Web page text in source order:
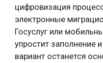
цифровизация
электронные
Госуслуг или
упростит заполнение
вариант останется